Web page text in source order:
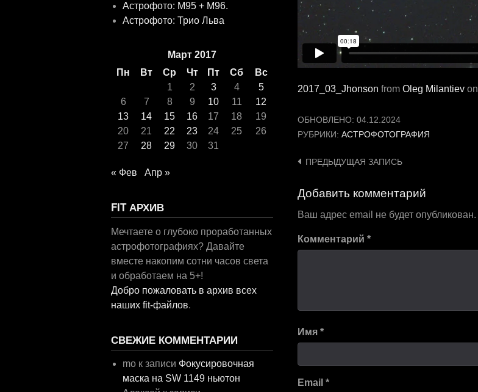
2017_03_Jhonson from Oleg Milantiev on
ОБНОВЛЕНО: 04.12.2024
РУБРИКИ: АСТРОФОТОГРАФИЯ
Навигация
записям
ПРЕДЫДУЩАЯ ЗАПИСЬ
Добавить комментарий
Ваш адрес email не будет опубликован.
Комментарий *
Имя *
Email *
Астрофото: M95 + M96.
Астрофото: Трио Льва
Март 2017
Пн
Вт Ср Чт Пт Сб
Вс
1
2 3 4
5
6
7 8 9 10 11
12
13
14 15 16 17 18
19
20
21 22 23 24 25
26
27
28 29 30 31
« Фев Апр »
FIT АРХИВ
Мечтаете о глубоко проработанных
астрофотографиях? Давайте
вместе накопим сотни часов света
и обработаем на 5+!
Добро пожаловать в архив всех
наших fit-файлов.
СВЕЖИЕ КОММЕНТАРИИ
mo к записи Фокусировочная
маска на SW 1149 ньютон